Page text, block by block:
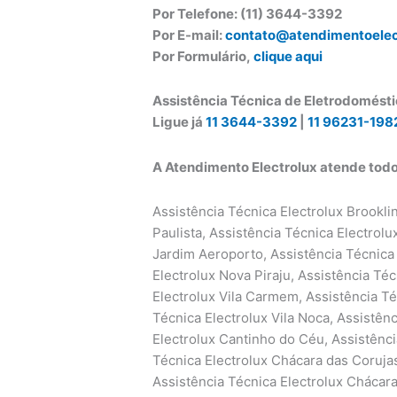
Por Telefone: (11) 3644-3392
Por E-mail:
Por Formulário,clique aqui
Assistência Técnica de
Ligue já11 3644-3392 |11 96231-
A Atendimento Electrolux atende
Assistência Técnica Electrolux Brooklin Novo, Assistência Técnica Electrolux Brooklin Paulista, Assistência Técnica Electrolux Campo Belo, Assistência Técnica Electrolux Jardim Aeroporto, Assistência Técnica Electrolux Jardim Brasil, Assistência Técnica Electrolux Nova Piraju, Assistência Técnica Electrolux Vila Alexandria, Assistência Técnica Electrolux Vila Carmem, Assistência Técnica Electrolux Vila Congonhas, Assistência Técnica Electrolux Vila Noca, Assistência Técnica Electrolux Bororé, Assistência Técnica Electrolux Cantinho do Céu, Assistência Técnica Electrolux Chácara Cocaia, Assistência Técnica Electrolux Chácara das Corujas, Assistência Técnica Electrolux Chácara do Sol, Assistência Técnica Electrolux Chácara Gaivotas, Assistência Técnica Electrolux Chácara Lagoinha, Assistência Técnica Electrolux Chácara Santo Amaro, Assistência Técnica Electrolux Cidade Luz, Assistência Técnica Electrolux Cipó do Meio, Assistência Técnica Electrolux Colônia, Assistência Técnica Electrolux Grajaú, Assistência Técnica Electrolux Jardim Almeida Prado, Assistência Técnica Electrolux Jardim Alvorada, Assistência Técnica Electrolux Jardim Arco-íris, Assistência Técnica Electrolux Jardim Belcito, Assistência Técnica Electrolux Jardim Borba Gato, Assistência Técnica Electrolux Jardim Campinas, Assistência Técnica Electrolux Jardim Castro Alves, Assistência Técnica Electrolux Jardim das Pedras, Assistência Técnica Electrolux Jardim dos Manacás, Assistência Técnica Electrolux Jardim Edda, Assistência Técnica Electrolux Jardim Edi, Assistência Técnica Electrolux Jardim Eliana, Assistência Técnica Electrolux Jardim Ellus, Assistência Técnica Electrolux Jardim Icaraí, Assistência Técnica Electrolux Jardim Itajaí, Assistência Técnica Electrolux Jardim Itatiáia, Assistência Técnica Electrolux Jardim Jaú, Assistência Técnica Electrolux Jardim Labitary, Assistência Técnica Electrolux Jardim Lucélia, Assistência Técnica Electrolux Jardim Marilda, Assistência Técnica Electrolux Jardim Marisa, Assistência Técnica Electrolux Jardim Mirna, Assistência Técnica Electrolux Jardim Monte Alegre, Assistência Técnica Electrolux Jardim Myrna, Assistência Técnica Electrolux Jardim Myrna II, Assistência Técnica Electrolux Jardim Noronha, Assistência Técnica Electrolux Jardim Nossa Senhora Aparecida, Assistência Técnica Electrolux Jardim Nova Tereza, Assistência Técnica Electrolux Jardim Novo Horizonte, Assistência Técnica Electrolux Jardim Novo Jaú, Assistência Técnica Electrolux Jardim Novo Lar, Assistência Técnica Electrolux Jardim Orbam, Assistência Técnica Electrolux Jardim Planalto, Assistência Técnica Electrolux Jardim Recanto do Sol, Assistência Técnica Electrolux Jardim Reimberg, Assistência Técnica Electrolux Jardim Sabiá, Assistência Técnica Electrolux Jardim Sabiá II, Assistência Técnica Electrolux Jardim Salinas, Assistência Técnica Electrolux Jardim Samara, Assistência Técnica Electrolux Jardim Samas, Assistência Técnica Electrolux Jardim Santa Bárbara, Assistência Técnica Electrolux Jardim Santa Fé, Assistência Técnica Electrolux Jardim Santa Francisca, Assistência Técnica Electrolux Jardim Santa Francisca Cabrini, Assistência Técnica Electrolux Jardim Santa Tereza, Assistência Técnica Electrolux Jardim São Bernardo, Assistência Técnica Electrolux Jardim São Judas Tadeu, Assistência Técnica Electrolux Jardim São Pedro, Assistência Técnica Electrolux Jardim São Remo, Assistência Técnica Electrolux Jardim Shangrilá, Assistência Técnica Electrolux Jardim Sipramar, Assistência Técnica Electrolux Jardim Tanay, Assistência Técnica Electrolux Jardim Três Corações, Assistência Técnica Electrolux Jardim Varginha, Assistência Técnica Electrolux Jardim Zilda, Assistência Técnica Electrolux Parada Cinquenta e Sete, Assistência Técnica Electrolux Parque América, Assistência Técnica Electrolux Parque Brasil, Assistência Técnica Electrolux Parque Cocaia, Assistência Técnica Electrolux Parque Deizy, Assistência Técnica Electrolux Parque Grajaú, Assistência Técnica Electrolux Parque Manacá, Assistência Técnica Electrolux Parque Novo Grajaú, Assistência Técnica Electrolux Parque Planalto, Assistência Técnica Electrolux Parque Residencial Cocaia, Assistência Técnica Electrolux Parque Residencial dos Lagos, Assistência Técnica Electrolux Parque São José, Assistência Técnica Electrolux Parque São Miguel, Assistência Técnica Electrolux Parque São Paulo,